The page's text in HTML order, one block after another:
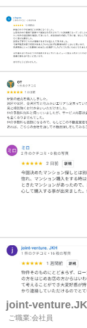
joint-
ご職業:会社員